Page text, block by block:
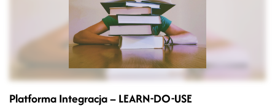
Platforma Integracja – LEARN-DO-USE